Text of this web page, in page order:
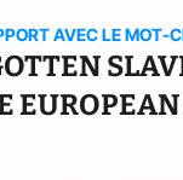
AVEC LE MOT-
EUROPEAN